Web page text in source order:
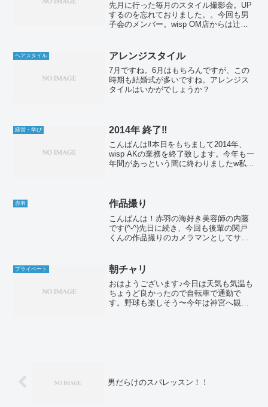
先月に行った毎月のスタイル撮影会。UP
するのを忘れておりました。。今回も男
子会のメンバー。wisp OM店からは辻店
歳のおじさん達に囲まれて困惑してるか
もしれません...
ヘアスタイル アレンジスタイル
7月ですね。6月はもちろんですが、この
時期も結婚式が多いですね。アレンジス
タイルはいかがでしょうか？
経営・学び 2014年 終了‼︎
こんばんは‼︎本日をもちまして2014年、
wisp AKの業務を終了致します。今年も一
年間があっという間に終わりましたw私は
万全でな...
赤羽 作品撮り
こんばんは！赤羽の海好き美容師の内藤
です(^-^)先日に続き、今回も後輩の関戸
くんの作品撮りのカメラマンとしてサポ
たのでまずは室内で撮影を。写真を撮り
ながら後輩のテーマと...
プライベート 朝チャリ
おはようございます♪今日は天気も気温も
ちょうど良かったので自転車で通勤で
す。野球も楽しそう〜今年は神宮へ観に
男だらけのスパレッスン！！